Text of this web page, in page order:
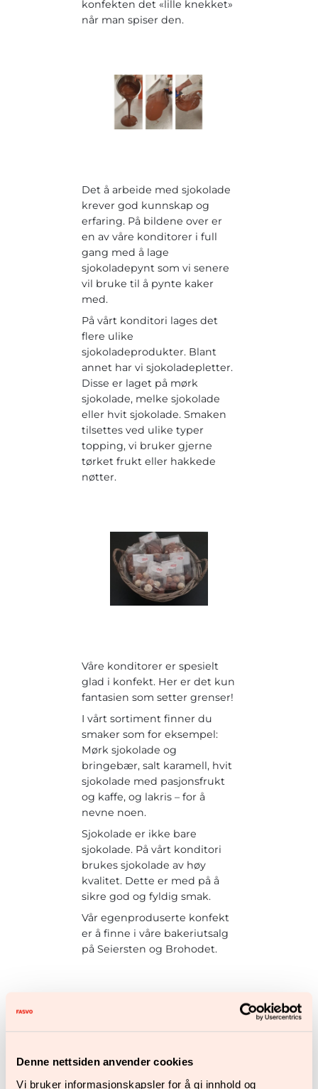
Denne nettsiden anvender cookies
Vi bruker informasjonskapsler for å gi innhold og
konfekten det «lille knekket»
når man spiser den.
Det å arbeide med sjokolade
krever god kunnskap og
erfaring. På bildene over er
en av våre konditorer i full
gang med å lage
sjokoladepynt som vi senere
vil bruke til å pynte kaker
med.
På vårt konditori lages det
flere ulike
sjokoladeprodukter. Blant
annet har vi sjokoladepletter.
Disse er laget på mørk
sjokolade, melke sjokolade
eller hvit sjokolade. Smaken
tilsettes ved ulike typer
topping, vi bruker gjerne
tørket frukt eller hakkede
nøtter.
Våre konditorer er spesielt
glad i konfekt. Her er det kun
fantasien som setter grenser!
I vårt sortiment finner du
smaker som for eksempel:
Mørk sjokolade og
bringebær, salt karamell, hvit
sjokolade med pasjonsfrukt
og kaffe, og lakris – for å
nevne noen.
Sjokolade er ikke bare
sjokolade. På vårt konditori
brukes sjokolade av høy
kvalitet. Dette er med på å
sikre god og fyldig smak.
Vår egenproduserte konfekt
er å finne i våre bakeriutsalg
på Seiersten og Brohodet.